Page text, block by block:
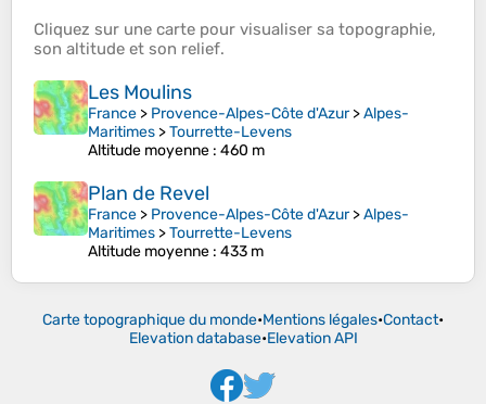
Cliquez sur une carte pour visualiser sa topographie,
son altitude et son relief.
Les Moulins
France > Provence-Alpes-Côte d'Azur>Alpes-
Maritimes >Tourrette-Levens
Altitude moyenne : 460 m
Plan de Revel
France > Provence-Alpes-Côte d'Azur>Alpes-
Maritimes >Tourrette-Levens
Altitude moyenne : 433 m
Carte topographique du monde•Mentions légales•Contact•
Elevation database•Elevation API